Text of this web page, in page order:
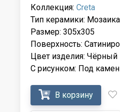
Коллекция: Creta
Тип керамики: Мозаика
Размер: 305x305
Поверхность:
Цвет изделия: Чёрный
С рисунком: Под
В корзину